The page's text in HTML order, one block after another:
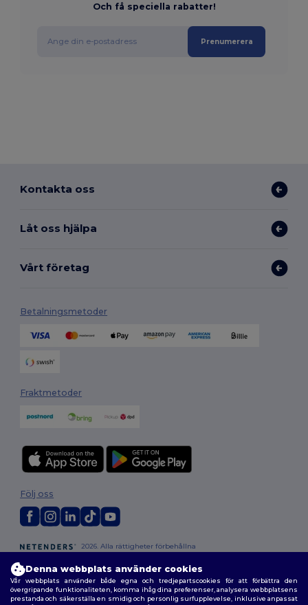
Och få speciella rabatter!
Prenumerera
Kontakta oss
Låt oss hjälpa
Vårt företag
Betalningsmetoder
Fraktmetoder
2026. Alla rättigheter förbehållna
|Karta över webbplatsen
Följ oss
Denna webbplats använder cookies
Vår webbplats använder både egna och tredjepartscookies för att förbättra den
övergripande funktionaliteten, komma ihåg dina preferenser, analysera webbplatsens
prestanda och säkerställa en smidig och personlig surfupplevelse, inklusive anpassat